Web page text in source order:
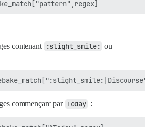
contenant :slight_smile: ou
commençant par Today :